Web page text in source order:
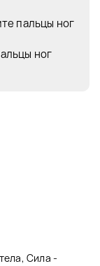
пальцы ног
ног
Сила -